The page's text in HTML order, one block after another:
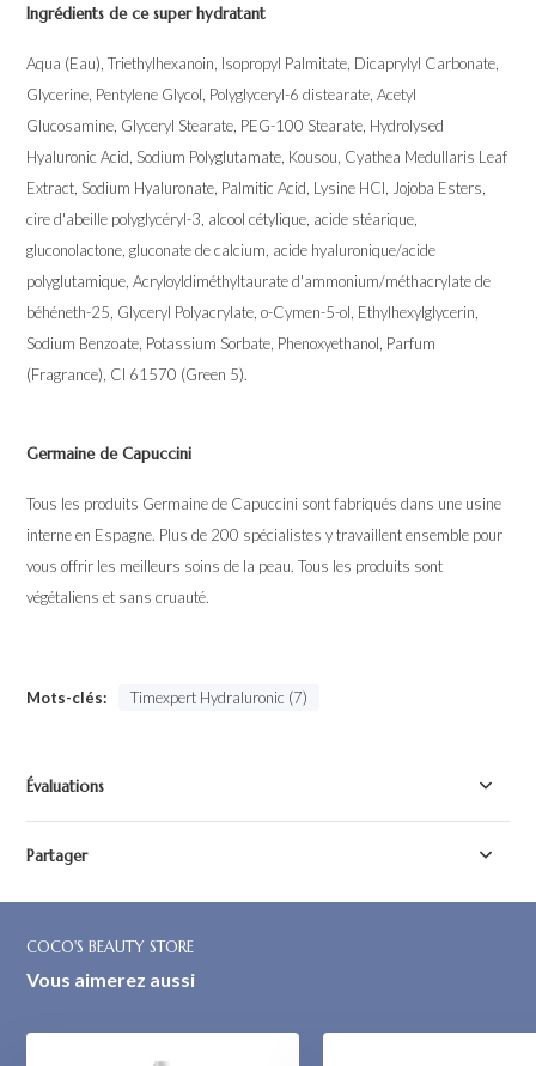
Ingrédients de ce super hydratant
Aqua (Eau), Triethylhexanoin, Isopropyl Palmitate, Dicaprylyl Carbonate,
Glycerine, Pentylene Glycol, Polyglyceryl-6 distearate, Acetyl
Glucosamine, Glyceryl Stearate, PEG-100 Stearate, Hydrolysed
Hyaluronic Acid, Sodium Polyglutamate, Kousou, Cyathea Medullaris Leaf
Extract, Sodium Hyaluronate, Palmitic Acid, Lysine HCl, Jojoba Esters,
cire d'abeille polyglycéryl-3, alcool cétylique, acide stéarique,
gluconolactone, gluconate de calcium, acide hyaluronique/acide
polyglutamique, Acryloyldiméthyltaurate d'ammonium/méthacrylate de
béhéneth-25, Glyceryl Polyacrylate, o-Cymen-5-ol, Ethylhexylglycerin,
Sodium Benzoate, Potassium Sorbate, Phenoxyethanol, Parfum
(Fragrance), CI 61570 (Green 5).
Germaine de Capuccini
Tous les produits Germaine de Capuccini sont fabriqués dans une usine
interne en Espagne. Plus de 200 spécialistes y travaillent ensemble pour
vous offrir les meilleurs soins de la peau. Tous les produits sont
végétaliens et sans cruauté.
Mots-clés: Timexpert Hydraluronic (7)
Évaluations
Partager
COCO'S BEAUTY STORE
Vous aimerez aussi